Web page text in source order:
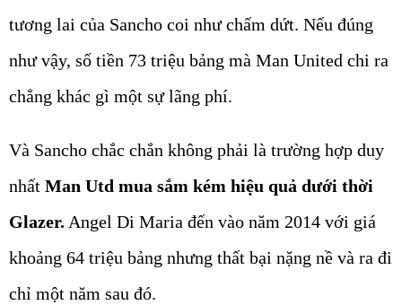
tương lai của Sancho coi như chấm dứt. Nếu đúng
như vậy, số tiền 73 triệu bảng mà Man United chi ra
chẳng khác gì một sự lãng phí.
Và Sancho chắc chắn không phải là trường hợp duy
nhất Man Utd mua sắm kém hiệu quả dưới thời
Glazer. Angel Di Maria đến vào năm 2014 với giá
khoảng 64 triệu bảng nhưng thất bại nặng nề và ra đi
chỉ một năm sau đó.